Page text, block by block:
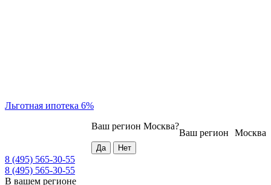
Льготная ипотека 6%
Москва
Ваш регион
Ваш регион Москва?
8 (495) 565-30-55
8 (495) 565-30-55
В вашем регионе